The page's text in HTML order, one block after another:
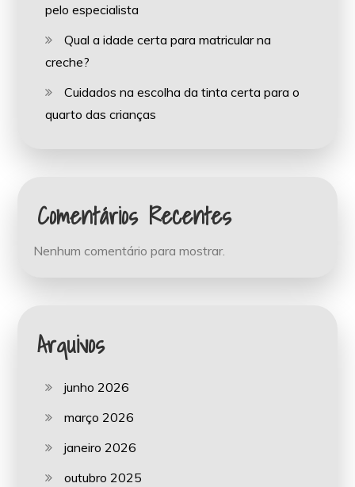
pelo especialista
Qual a idade certa para matricular na
creche?
Cuidados na escolha da tinta certa para o
quarto das crianças
Comentários Recentes
Nenhum comentário para mostrar.
Arquivos
junho 2026
março 2026
janeiro 2026
outubro 2025